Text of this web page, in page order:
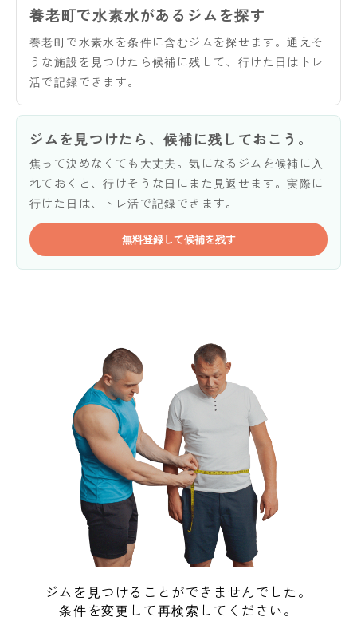
養老町で水素水があるジムを探す
養老町で水素水を条件に含むジムを探せます。通えそ
うな施設を見つけたら候補に残して、行けた日はトレ
活で記録できます。
ジムを見つけたら、候補に残しておこう。
焦って決めなくても大丈夫。気になるジムを候補に入
れておくと、行けそうな日にまた見返せます。実際に
行けた日は、トレ活で記録できます。
無料登録して候補を残す
ジムを見つけることができませんでした。
条件を変更して再検索してください。